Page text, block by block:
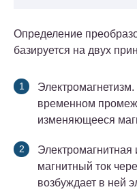
Определение
базируется на двух
временном
изменяющееся
магнитный ток
возбуждает в ней